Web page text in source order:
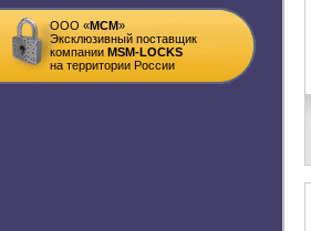
ООО «MСM»
Эксклюзивный поставщик
компании MSM-LOCKS
на территории России